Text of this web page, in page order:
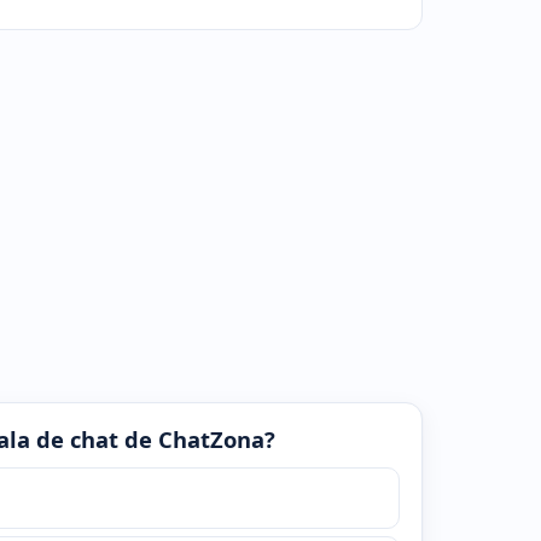
de chat de ChatZona?